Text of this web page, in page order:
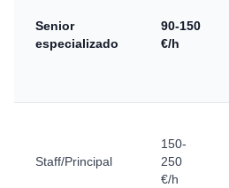
Senior
especializado
90-150
€/h
Staff/Principal
150-
250
€/h